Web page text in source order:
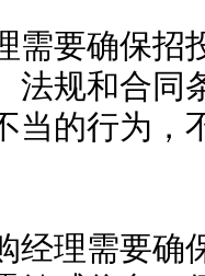
需要确保招
法规和合同
当的行为，
经理需要确